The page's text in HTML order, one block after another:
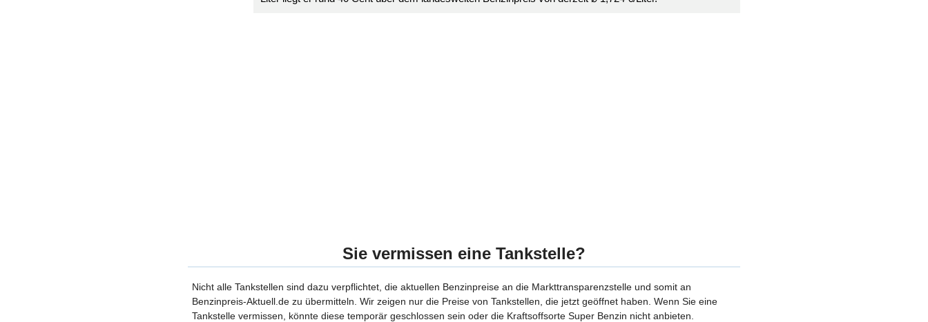
Sie vermissen eine Tankstelle?
Nicht alle Tankstellen sind dazu verpflichtet, die aktuellen Benzinpreise an die Markttransparenzstelle und somit an
Benzinpreis-Aktuell.de zu übermitteln. Wir zeigen nur die Preise von Tankstellen, die jetzt geöffnet haben. Wenn Sie eine
Tankstelle vermissen, könnte diese temporär geschlossen sein oder die Kraftsoffsorte Super Benzin nicht anbieten.